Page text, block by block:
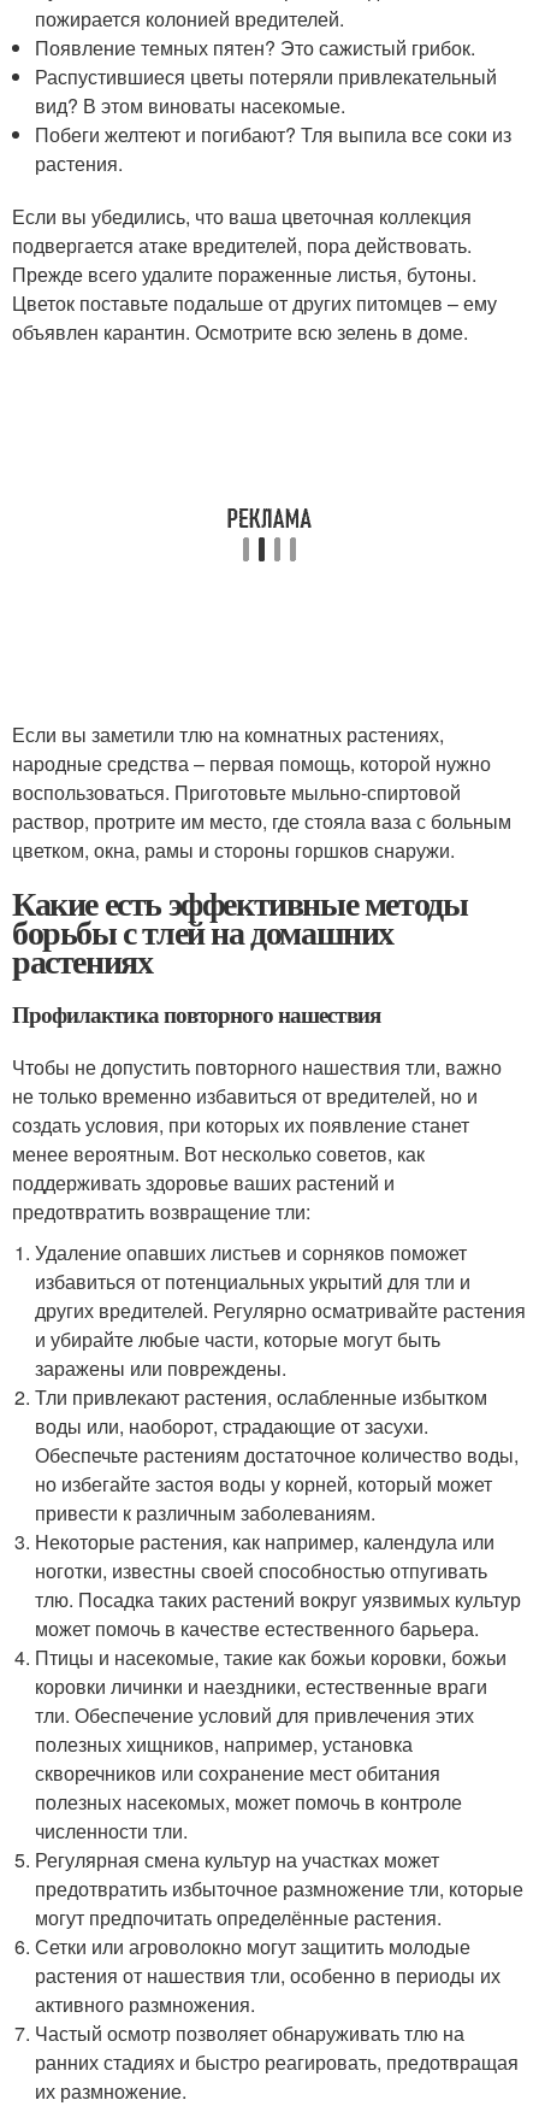
пожирается колонией вредителей.
Появление темных пятен? Это сажистый грибок.
Распустившиеся цветы потеряли привлекательный
вид? В этом виноваты насекомые.
Побеги желтеют и погибают? Тля выпила все соки из
растения.
Если вы убедились, что ваша цветочная коллекция
подвергается атаке вредителей, пора действовать.
Прежде всего удалите пораженные листья, бутоны.
Цветок поставьте подальше от других питомцев – ему
объявлен карантин. Осмотрите всю зелень в доме.
Если вы заметили тлю на комнатных растениях,
народные средства – первая помощь, которой нужно
воспользоваться. Приготовьте мыльно-спиртовой
раствор, протрите им место, где стояла ваза с больным
цветком, окна, рамы и стороны горшков снаружи.
Какие есть эффективные методы
борьбы с тлей на домашних
растениях
Профилактика повторного нашествия
Чтобы не допустить повторного нашествия тли, важно
не только временно избавиться от вредителей, но и
создать условия, при которых их появление станет
менее вероятным. Вот несколько советов, как
поддерживать здоровье ваших растений и
предотвратить возвращение тли:
Удаление опавших листьев и сорняков поможет
избавиться от потенциальных укрытий для тли и
других вредителей. Регулярно осматривайте растения
и убирайте любые части, которые могут быть
заражены или повреждены.
Тли привлекают растения, ослабленные избытком
воды или, наоборот, страдающие от засухи.
Обеспечьте растениям достаточное количество воды,
но избегайте застоя воды у корней, который может
привести к различным заболеваниям.
Некоторые растения, как например, календула или
ноготки, известны своей способностью отпугивать
тлю. Посадка таких растений вокруг уязвимых культур
может помочь в качестве естественного барьера.
Птицы и насекомые, такие как божьи коровки, божьи
коровки личинки и наездники, естественные враги
тли. Обеспечение условий для привлечения этих
полезных хищников, например, установка
скворечников или сохранение мест обитания
полезных насекомых, может помочь в контроле
численности тли.
Регулярная смена культур на участках может
предотвратить избыточное размножение тли, которые
могут предпочитать определённые растения.
Сетки или агроволокно могут защитить молодые
растения от нашествия тли, особенно в периоды их
активного размножения.
Частый осмотр позволяет обнаруживать тлю на
ранних стадиях и быстро реагировать, предотвращая
их размножение.